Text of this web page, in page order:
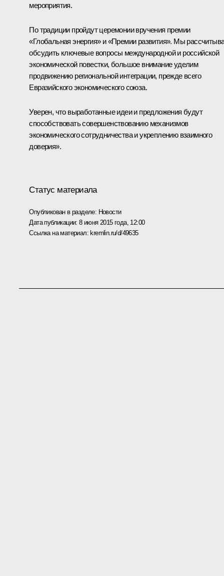
мероприятия.
По традиции пройдут церемонии вручения премии
«Глобальная энергия» и «Премии развития». Мы
обсудить ключевые вопросы международной и российской
экономической повестки, большое внимание уделим
продвижению региональной интеграции, прежде всего
Евразийского экономического союза.
Уверен, что выработанные идеи и предложения будут
способствовать совершенствованию механизмов
экономического сотрудничества и укреплению взаимного
доверия».
Статус материала
Опубликован в разделе: Новости
Дата публикации:8 июня 2015 года, 12:00
Ссылка на материал: kremlin.ru/d/49635